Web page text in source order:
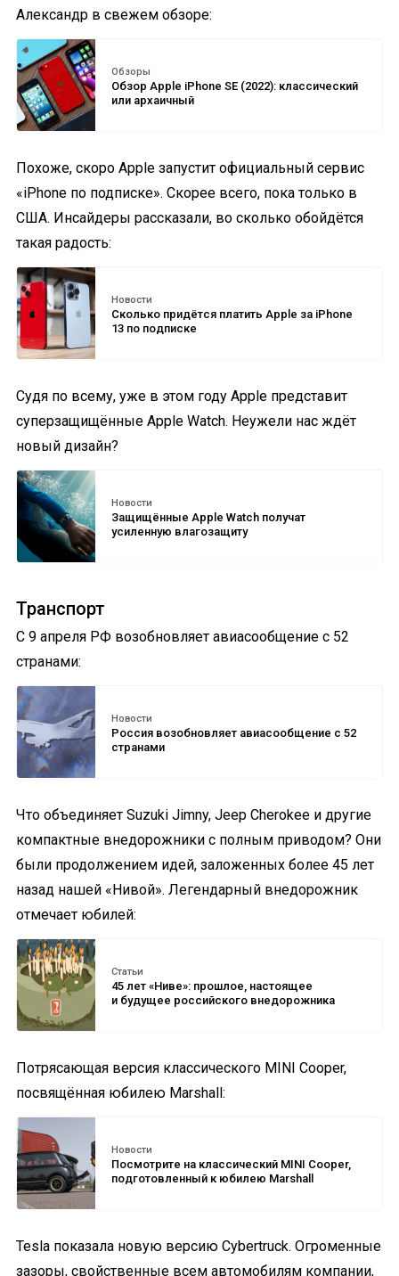
Александр в свежем обзоре:
Обзоры
Обзор Apple iPhone SE (2022): классический
или архаичный
Похоже, скоро Apple запустит официальный сервис
«iPhone по подписке». Скорее всего, пока только в
США. Инсайдеры рассказали, во сколько обойдётся
такая радость:
Новости
Сколько придётся платить Apple за iPhone
13 по подписке
Судя по всему, уже в этом году Apple представит
суперзащищённые Apple Watch. Неужели нас ждёт
новый дизайн?
Новости
Защищённые Apple Watch получат
усиленную влагозащиту
Транспорт
С 9 апреля РФ возобновляет авиасообщение с 52
странами:
Новости
Россия возобновляет авиасообщение с 52
странами
Что объединяет Suzuki Jimny, Jeep Cherokee и другие
компактные внедорожники с полным приводом? Они
были продолжением идей, заложенных более 45 лет
назад нашей «Нивой». Легендарный внедорожник
отмечает юбилей:
Статьи
45 лет «Ниве»: прошлое, настоящее
и будущее российского внедорожника
Потрясающая версия классического MINI Cooper,
посвящённая юбилею Marshall:
Новости
Посмотрите на классический MINI Cooper,
подготовленный к юбилею Marshall
Tesla показала новую версию Cybertruck. Огроменные
зазоры, свойственные всем автомобилям компании,